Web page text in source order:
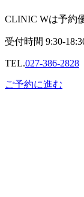
CLINIC Wは予約
受付時間 9:30-
TEL.027-386-2828
ご予約に進む